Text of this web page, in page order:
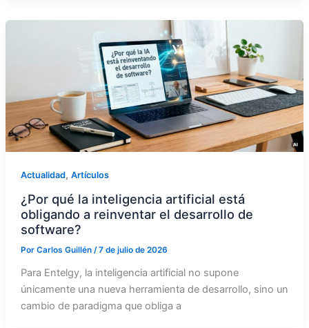
Actualidad, Artículos
¿Por qué la inteligencia artificial está
obligando a reinventar el desarrollo de
software?
Por Carlos Guillén /7 de julio de 2026
Para Entelgy, la inteligencia artificial no supone
únicamente una nueva herramienta de desarrollo, sino un
cambio de paradigma que obliga a